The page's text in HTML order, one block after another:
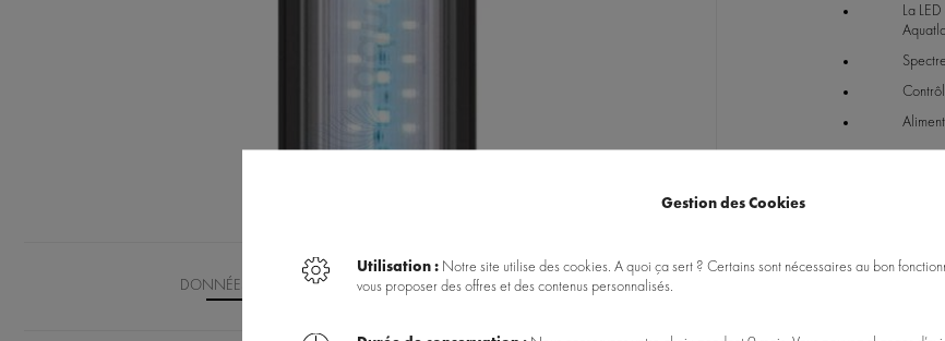
Gestion des Cookies
Utilisation : Notre site utilise des cookies. A quoi ça sert ? Certains sont nécessaires au bon
vous proposer des offres et des contenus personnalisés.
REF : 21924
La
DONNÉES TECHNIQUES